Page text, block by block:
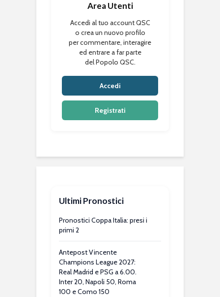
Area Utenti
Accedi al tuo account QSC
o crea un nuovo profilo
per commentare, interagire
ed entrare a far parte
del Popolo QSC.
Accedi
Registrati
Ultimi Pronostici
Pronostici Coppa Italia: presi i
primi 2
Antepost Vincente
Champions League 2027:
Real Madrid e PSG a 6.00.
Inter 20, Napoli 50, Roma
100 e Como 150